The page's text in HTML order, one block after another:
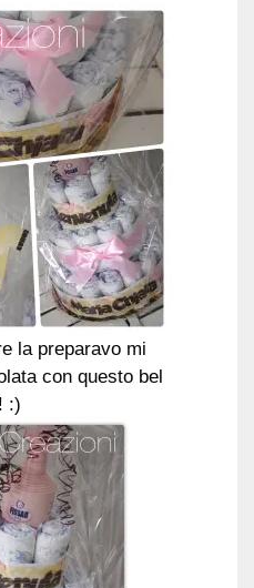
la preparavo mi
con questo bel
:)